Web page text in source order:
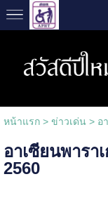
หน้าแรก> ข่าวเด่น > อ
อาเซียนพารา
2560